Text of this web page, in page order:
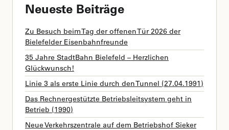
Neueste Beiträge
Zu Besuch beim Tag der offenen Tür 2026 der
Bielefelder Eisenbahnfreunde
35 Jahre StadtBahn Bielefeld – Herzlichen
Glückwunsch!
Linie 3 als erste Linie durch den Tunnel (27.04.1991)
Das Rechnergestützte Betriebsleitsystem geht in
Betrieb (1990)
Neue Verkehrszentrale auf dem Betriebshof Sieker